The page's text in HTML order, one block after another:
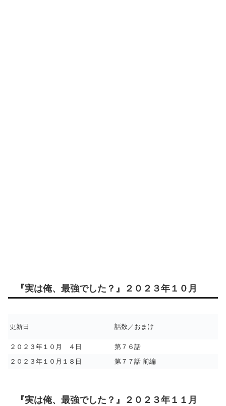
『実は俺、最強でした？』２０２３年１０月
更新日 話数／おまけ
２０２３年１０月 ４日
第７６話
２０２３年１０月１８日
第７７話 前編
『実は俺、最強でした？』２０２３年１１月